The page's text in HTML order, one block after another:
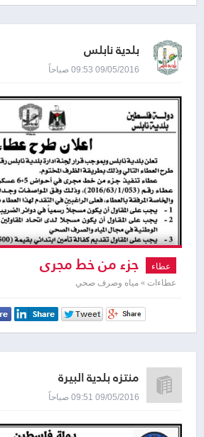
بلدية نابلس
09/05/2016 09:53 صباحاً
عطاء جزء من خط مجرى
عطاءات » مياه وصرف صحي
منتزه بلدية البيرة
09/05/2016 09:51 صباحاً